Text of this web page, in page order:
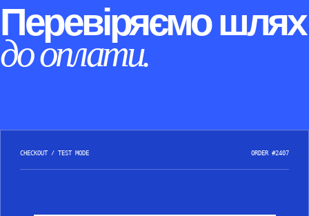
Перевіряємо шлях
до оплати.
CHECKOUT / TEST MODE ORDER #2407